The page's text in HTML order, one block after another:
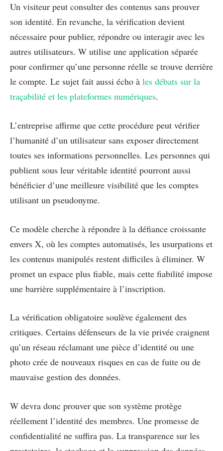
Un visiteur peut consulter des contenus sans prouver
son identité. En revanche, la vérification devient
nécessaire pour publier, répondre ou interagir avec les
autres utilisateurs. W utilise une application séparée
pour confirmer qu’une personne réelle se trouve derrière
le compte. Le sujet fait aussi écho à les débats sur la
traçabilité et les plateformes numériques.
L’entreprise affirme que cette procédure peut vérifier
l’humanité d’un utilisateur sans exposer directement
toutes ses informations personnelles. Les personnes qui
publient sous leur véritable identité pourront aussi
bénéficier d’une meilleure visibilité que les comptes
utilisant un pseudonyme.
Ce modèle cherche à répondre à la défiance croissante
envers X, où les comptes automatisés, les usurpations et
les contenus manipulés restent difficiles à éliminer. W
promet un espace plus fiable, mais cette fiabilité impose
une barrière supplémentaire à l’inscription.
La vérification obligatoire soulève également des
critiques. Certains défenseurs de la vie privée craignent
qu’un réseau réclamant une pièce d’identité ou une
photo crée de nouveaux risques en cas de fuite ou de
mauvaise gestion des données.
W devra donc prouver que son système protège
réellement l’identité des membres. Une promesse de
confidentialité ne suffira pas. La transparence sur les